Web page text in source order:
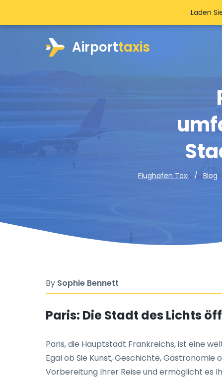
Airporttaxis
Flughafen Taxi Blog
Laden
By Sophie Bennett
Paris: Die Stadt des Lichts
Paris, die Hauptstadt Frankreichs, ist eine
Egal ob Sie Kunst, Geschichte,
Vorbereitung Ihrer Reise und ermöglicht es